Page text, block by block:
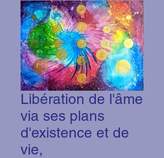
Libération de l'âme
via ses plans
d'existence et de
vie,